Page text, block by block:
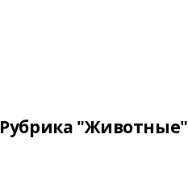
Рубрика "Животные"